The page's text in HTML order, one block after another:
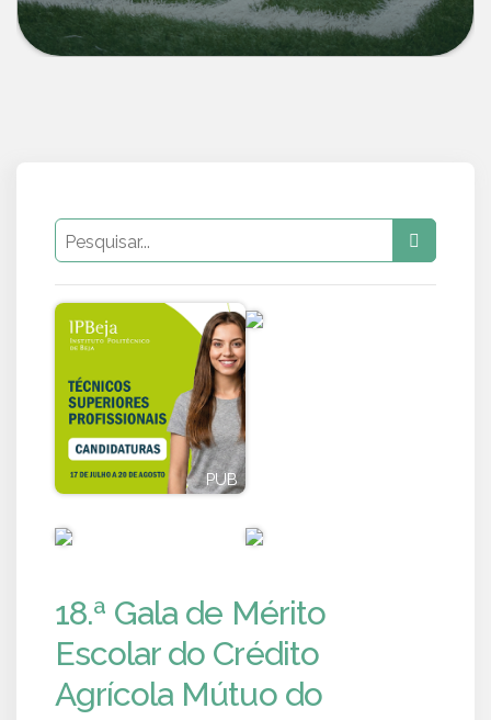
PUB
18.ª Gala de Mérito
Escolar do Crédito
Agrícola Mútuo do